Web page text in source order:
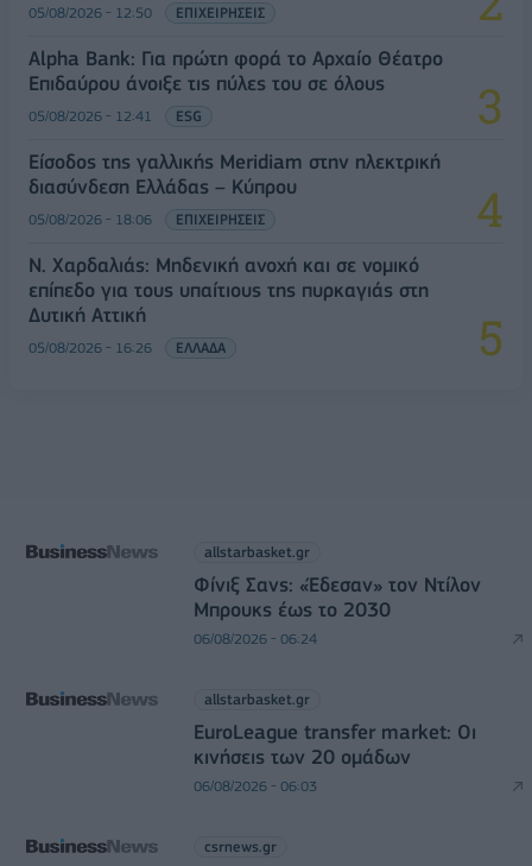
05/08/2026 - 12:50 ΕΠΙΧΕΙΡΗΣΕΙΣ
Alpha Bank: Για πρώτη φορά το Αρχαίο Θέατρο
Επιδαύρου άνοιξε τις πύλες του σε όλους
05/08/2026 - 12:41 ESG
Είσοδος της γαλλικής Meridiam στην ηλεκτρική
διασύνδεση Ελλάδας – Κύπρου
05/08/2026 - 18:06 ΕΠΙΧΕΙΡΗΣΕΙΣ
Ν. Χαρδαλιάς: Μηδενική ανοχή και σε νομικό
επίπεδο για τους υπαίτιους της πυρκαγιάς στη
Δυτική Αττική
05/08/2026 - 16:26 ΕΛΛΑΔΑ
allstarbasket.gr
Φίνιξ Σανς: «Έδεσαν» τον Ντίλον
Μπρουκς έως το 2030
06/08/2026 - 06:24
allstarbasket.gr
EuroLeague transfer market: Οι
κινήσεις των 20 ομάδων
06/08/2026 - 06:03
csrnews.gr